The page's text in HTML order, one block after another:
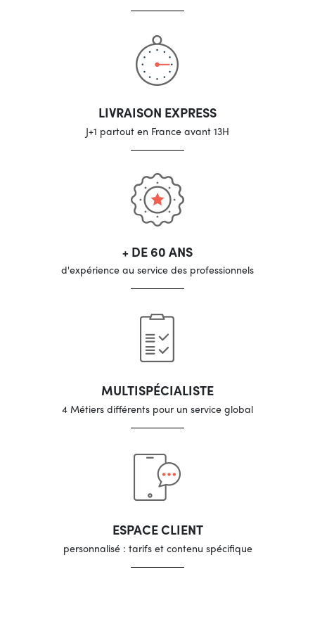
LIVRAISON EXPRESS
J+1 partout en France avant 13H
+ DE 60 ANS
d'expérience au service des professionnels
MULTISPÉCIALISTE
4 Métiers différents pour un service global
ESPACE CLIENT
personnalisé : tarifs et contenu spécifique